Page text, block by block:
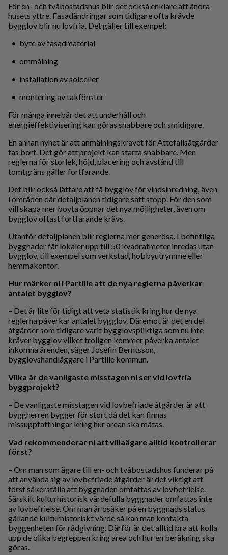
För en- och tvåbostadshus blir det också enklare att ändra
husets yttre. Fasadändringar som tidigare ofta krävde
bygglov blir nu lovfria. Det gäller till exempel:
• byte av fasadmaterial
• ommålning
• installation av solceller
• montering av takfönster
För många innebär det att underhåll och
energieffektivisering kan göras snabbare och smidigare.
En annan nyhet är att anmälningskravet för Attefallsåtgärder
tas bort. Det gör att projekt kan starta snabbare. Men
reglerna för storlek, höjd, placering och avstånd till
tomtgräns gäller fortfarande.
Det blir också lättare att få bygglov för vindsinredning, även
i områden där detaljplanen tidigare satt stopp. För den som
vill skapa mer boyta öppnar det nya möjligheter, även om
bygglov oftast fortfarande krävs.
Utanför detaljplanen blir reglerna mer generösa. I befintliga
byggnader får lokaler upp till 50 kvadratmeter inredas utan
bygglov, till exempel som verkstad, hobbyutrymme eller
hemmakontor.
Hur märker ni i Partille att de nya reglerna påverkar
antalet bygglov?
– Det är lite för tidigt att veta statistik kring hur de nya
reglerna påverkar antalet bygglov. Däremot är det en del
åtgärder som tidigare varit bygglovspliktiga som nu inte
kräver bygglov vilket troligen kommer påverka antalet
inkomna ärenden, säger Josefin Berntsson,
bygglovshandläggare i Partille kommun.
Vilka är de vanligaste misstagen ni ser vid lovfria
byggprojekt?
– De vanligaste misstagen vid lovbefriade åtgärder är att
byggherren bygger för stort då det kan finnas
missuppfattningar kring hur arean ska mätas.
Vad rekommenderar ni att villaägare alltid kontrollerar
först?
– Om man som ägare till en- och tvåbostadshus funderar på
att använda sig av lovbefriade åtgärder är det viktigt att
först säkerställa att byggnaden omfattas av lovbefrielse.
Särskilt kulturhistorisk värdefulla byggnader omfattas inte
av lovbefrielse. Om man är osäker på en byggnads status
gällande kulturhistoriskt värde så kan man kontakta
byggenheten för rådgivning. Därför är det alltid bra att kolla
upp de olika begreppen kring area och hur en beräkning ska
göras.